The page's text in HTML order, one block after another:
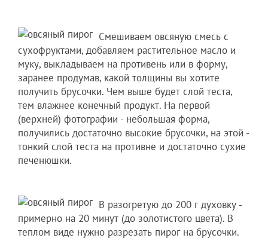
Смешиваем овсяную смесь с
сухофруктами, добавляем растительное масло и
муку, выкладываем на противень или в форму,
заранее продумав, какой толщины вы хотите
получить брусочки. Чем выше будет слой теста,
тем влажнее конечный продукт. На первой
(верхней) фотографии - небольшая форма,
получились достаточно высокие брусочки, на этой -
тонкий слой теста на противне и достаточно сухие
печенюшки.
В разогретую до 200 г духовку -
примерно на 20 минут (до золотистого цвета). В
теплом виде нужно разрезать пирог на брусочки.